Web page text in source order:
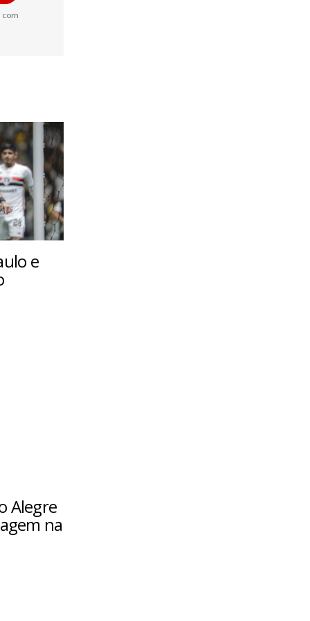
com
e
Alegre
na